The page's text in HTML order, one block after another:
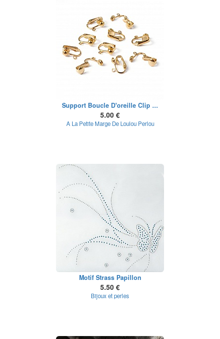
Support Boucle D'oreille Clip ...
5.00 €
A La Petite Marge De Loulou Perlou
Motif Strass Papillon
5.50 €
Bijoux et perles